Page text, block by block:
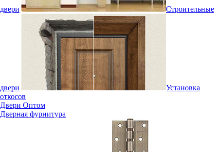
двери Строительные
двери
Установка
откосов
Двери Оптом
Дверная фурнитура